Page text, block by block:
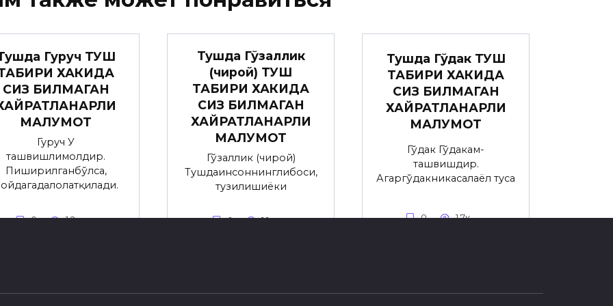
Гуруч ТУШ
ХАКИДА
СИЗ БИЛМАГАН
МАЛУМОТ
Гуруч У
ташвишлимолдир.
Пиширилганбўлса,
0 1.2к.
Тушда Гўзаллик
(чирой) ТУШ
ТАБИРИ ХАКИДА
СИЗ БИЛМАГАН
ХАЙРАТЛАНАРЛИ
МАЛУМОТ
Гўзаллик (чирой)
Тушдаинсоннинглибоси,
тузилишиёки
0 1.1к.
Тушда Гўдак ТУШ
ТАБИРИ ХАКИДА
СИЗ БИЛМАГАН
ХАЙРАТЛАНАРЛИ
МАЛУМОТ
Гўдак Гўдакғам-
ташвишдир.
Агаргўдакникасалаёл туғса
0 1.7к.